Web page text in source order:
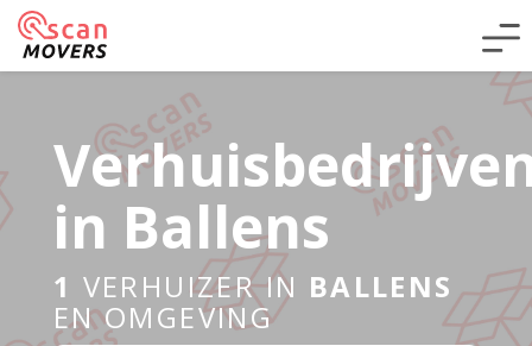
in Ballens
1 VERHUIZER IN BALLENS
EN OMGEVING